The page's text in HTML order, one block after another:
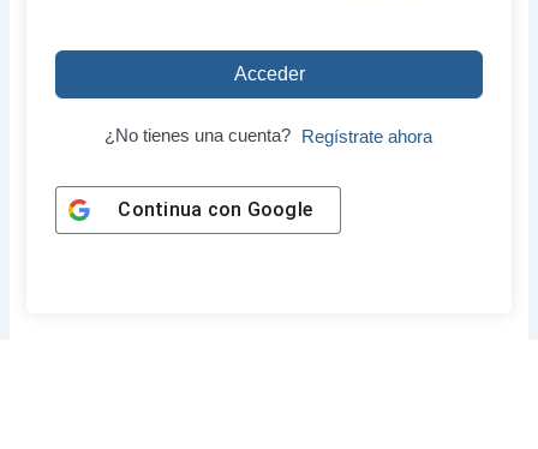
Acceder
¿No tienes una cuenta? Regístrate ahora
Continua con Google